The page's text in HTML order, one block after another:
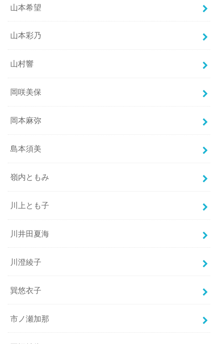
山本希望
山本彩乃
山村響
岡咲美保
岡本麻弥
島本須美
嶺内ともみ
川上とも子
川井田夏海
川澄綾子
巽悠衣子
市ノ瀬加那